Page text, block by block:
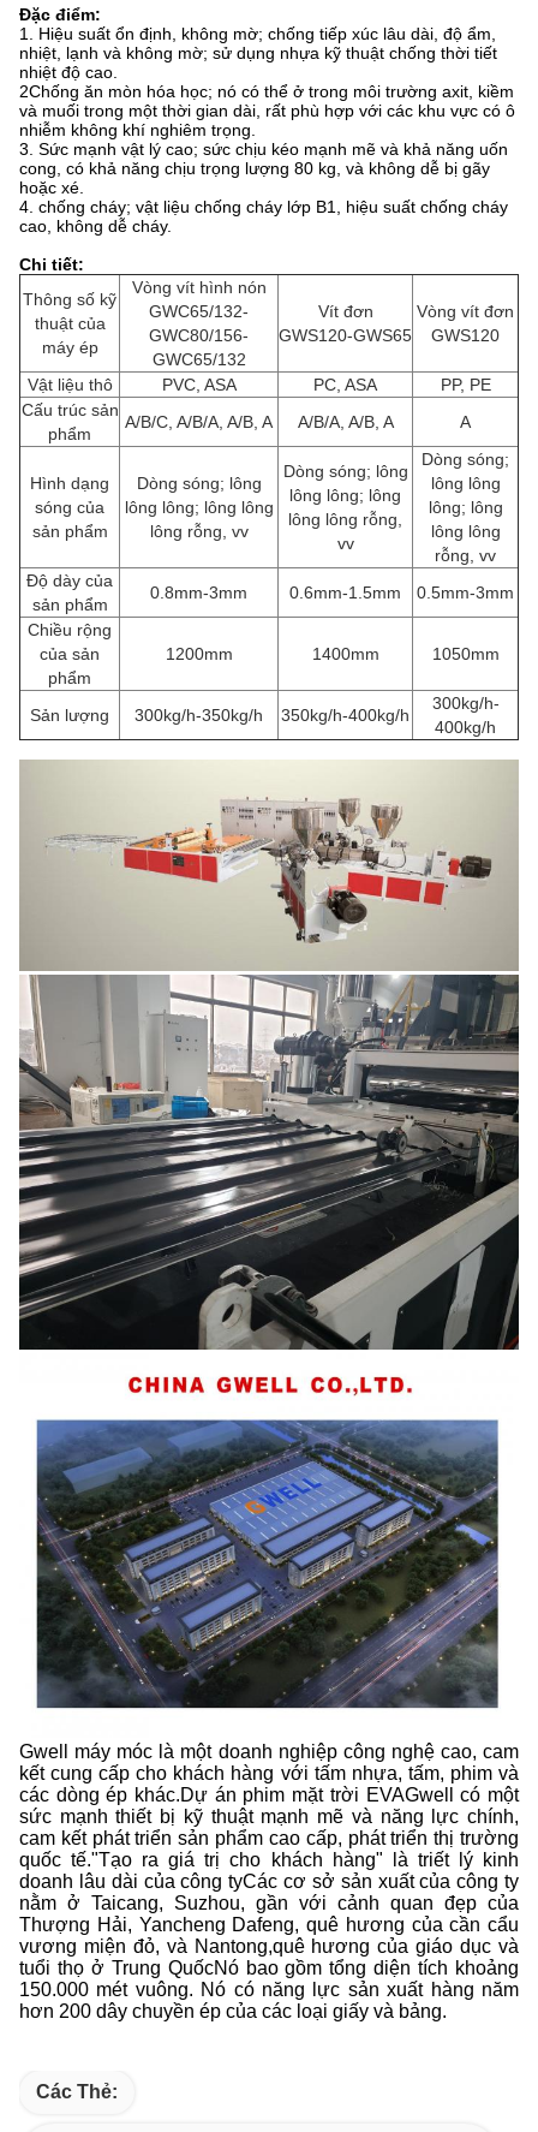
Đặc điểm:
1. Hiệu suất ổn định, không mờ; chống tiếp xúc lâu dài, độ ẩm,
nhiệt, lạnh và không mờ; sử dụng nhựa kỹ thuật chống thời tiết
nhiệt độ cao.
2Chống ăn mòn hóa học; nó có thể ở trong môi trường axit, kiềm
và muối trong một thời gian dài, rất phù hợp với các khu vực có ô
nhiễm không khí nghiêm trọng.
3. Sức mạnh vật lý cao; sức chịu kéo mạnh mẽ và khả năng uốn
cong, có khả năng chịu trọng lượng 80 kg, và không dễ bị gãy
hoặc xé.
4. chống cháy; vật liệu chống cháy lớp B1, hiệu suất chống cháy
cao, không dễ cháy.
Chi tiết:
Thông số kỹ
thuật của
máy ép
Vòng vít hình nón
GWC65/132-
GWC80/156-
GWC65/132
Vít đơn
GWS120-GWS65
Vòng vít đơn
GWS120
Vật liệu thô PVC, ASA PC, ASA
PP, PE
Cấu trúc sản
phẩm
A/B/C, A/B/A, A/B, A A/B/A, A/B, A A
Hình dạng
sóng của
sản phẩm
Dòng sóng; lông
lông lông; lông lông
lông rỗng, vv
Dòng sóng; lông
lông lông; lông
lông lông rỗng,
vv
Dòng sóng;
lông lông
lông; lông
lông lông
rỗng, vv
Độ dày của
sản phẩm
0.8mm-3mm 0.6mm-1.5mm
0.5mm-3mm
Chiều rộng
của sản
phẩm
1200mm 1400mm 1050mm
Sản lượng 300kg/h-350kg/h 350kg/h-400kg/h
300kg/h-
400kg/h
Gwell máy móc là một doanh nghiệp công nghệ cao, cam
kết cung cấp cho khách hàng với tấm nhựa, tấm, phim và
các dòng ép khác.Dự án phim mặt trời EVAGwell có một
sức mạnh thiết bị kỹ thuật mạnh mẽ và năng lực chính,
cam kết phát triển sản phẩm cao cấp, phát triển thị trường
quốc tế."Tạo ra giá trị cho khách hàng" là triết lý kinh
doanh lâu dài của công tyCác cơ sở sản xuất của công ty
nằm ở Taicang, Suzhou, gần với cảnh quan đẹp của
Thượng Hải, Yancheng Dafeng, quê hương của cần cẩu
vương miện đỏ, và Nantong,quê hương của giáo dục và
tuổi thọ ở Trung QuốcNó bao gồm tổng diện tích khoảng
150.000 mét vuông. Nó có năng lực sản xuất hàng năm
hơn 200 dây chuyền ép của các loại giấy và bảng.
Các Thẻ: